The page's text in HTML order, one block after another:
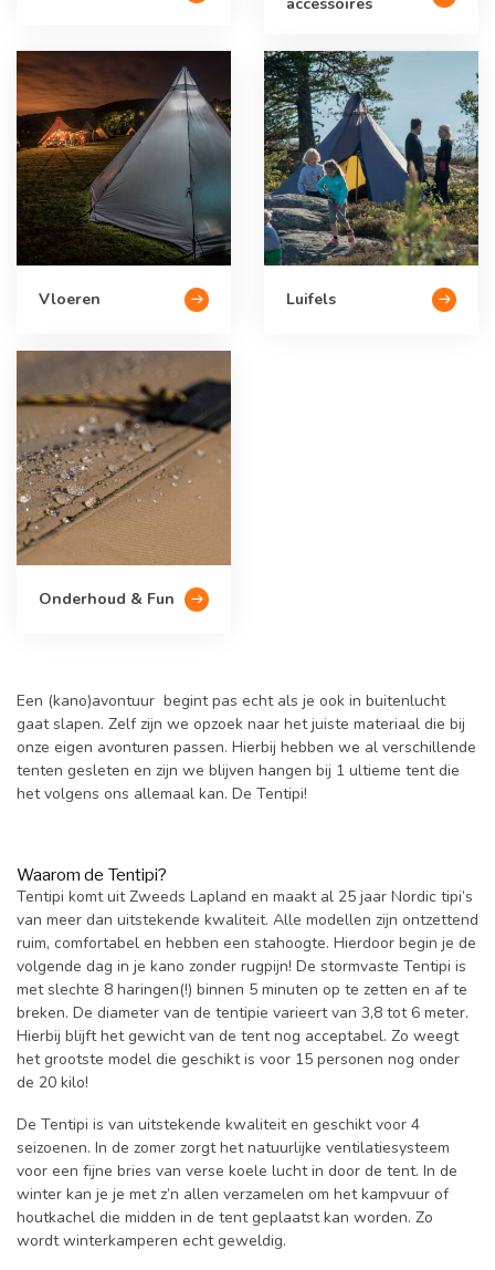
Vloeren Luifels
Onderhoud & Fun
Een (kano)avontuur begint pas echt als je ook in buitenlucht
gaat slapen. Zelf zijn we opzoek naar het juiste materiaal die bij
onze eigen avonturen passen. Hierbij hebben we al verschillende
tenten gesleten en zijn we blijven hangen bij 1 ultieme tent die
het volgens ons allemaal kan. De Tentipi!
Waarom de Tentipi?
Tentipi komt uit Zweeds Lapland en maakt al 25 jaar Nordic tipi’s
van meer dan uitstekende kwaliteit. Alle modellen zijn ontzettend
ruim, comfortabel en hebben een stahoogte. Hierdoor begin je de
volgende dag in je kano zonder rugpijn! De stormvaste Tentipi is
met slechte 8 haringen(!) binnen 5 minuten op te zetten en af te
breken. De diameter van de tentipie varieert van 3,8 tot 6 meter.
Hierbij blijft het gewicht van de tent nog acceptabel. Zo weegt
het grootste model die geschikt is voor 15 personen nog onder
de 20 kilo!
De Tentipi is van uitstekende kwaliteit en geschikt voor 4
seizoenen. In de zomer zorgt het natuurlijke ventilatiesysteem
voor een fijne bries van verse koele lucht in door de tent. In de
winter kan je je met z’n allen verzamelen om het kampvuur of
houtkachel die midden in de tent geplaatst kan worden. Zo
wordt winterkamperen echt geweldig.